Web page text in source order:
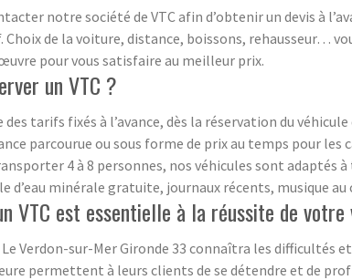
notre société de VTC afin d’obtenir un devis à
de la voiture, distance, boissons, rehausseur…
pour vous satisfaire au meilleur prix.
un VTC ?
des tarifs fixés à l’avance, dès la réservation du
parcourue ou sous forme de prix au temps pour les
4 à 8 personnes, nos véhicules sont
d’eau minérale gratuite, journaux récents, musique
VTC est essentielle à la réussite de votre
Verdon-sur-Mer Gironde 33 connaîtra les difficultés
permettent à leurs clients de se détendre et de